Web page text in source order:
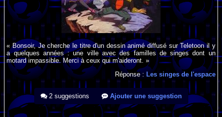
« Bonsoir, Je cherche le titre d'un dessin animé diffusé sur Teletoon il y
a quelques années : une ville avec des familles de singes dont un
motard impassible. Merci à ceux qui m'aideront. »
Réponse : Les singes de l'espace
2 suggestions Ajouter une suggestion